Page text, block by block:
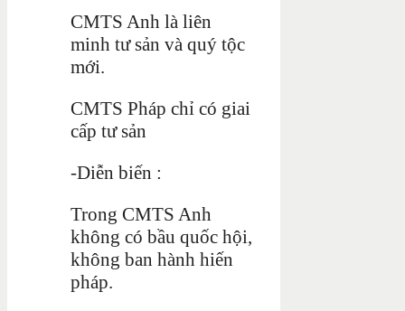
CMTS Anh là liên
minh tư sản và quý tộc
mới.
CMTS Pháp chỉ có giai
cấp tư sản
-Diễn biến :
Trong CMTS Anh
không có bầu quốc hội,
không ban hành hiến
pháp.